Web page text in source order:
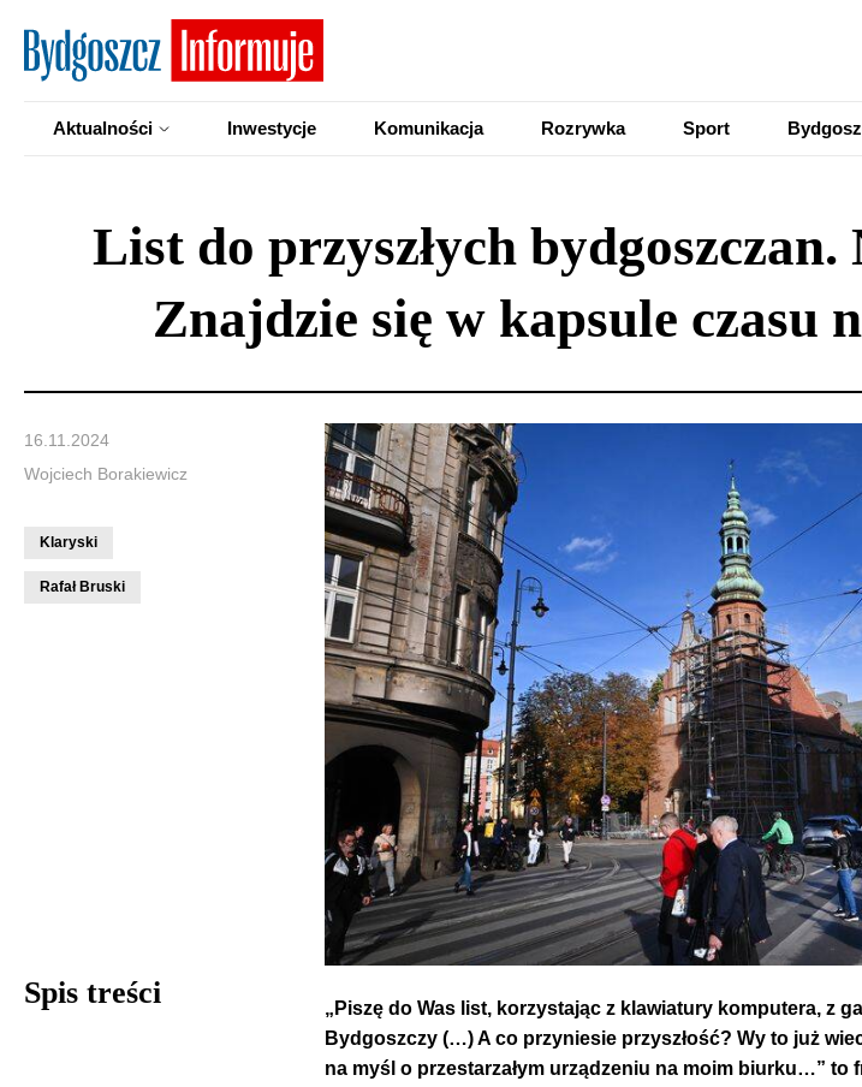
Aktualności Inwestycje Komunikacja Rozrywka Sport
List do przyszłych
Znajdzie się w kapsule czasu
16.11.2024
Wojciech Borakiewicz
Klaryski
Rafał Bruski
Spis treści
„Piszę do Was list, korzystając z klawiatury komputera, z
Bydgoszczy (…) A co przyniesie przyszłość? Wy to już
na myśl o przestarzałym urządzeniu na moim biurku…” to